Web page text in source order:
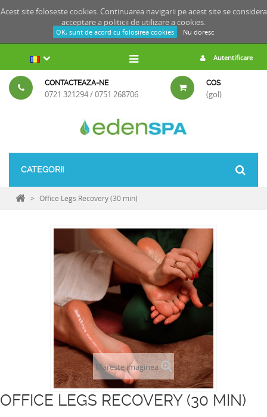
Acest site foloseste cookies. Continuarea navigarii pe acest site se considera
acceptare a politicii de utilizare a cookies.
OK, sunt de acord cu folosirea cookies Nu doresc
Autentificare
CONTACTEAZA-NE
0721 321294 / 0751 268706
COS
(gol)
CATEGORII
> Office Legs Recovery (30 min)
Mareste imaginea
OFFICE LEGS RECOVERY (30 MIN)